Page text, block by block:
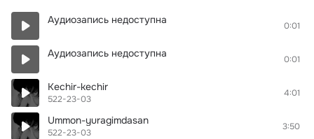
Аудиозапись недоступна 0:01
Аудиозапись недоступна 0:01
Kechir-kechir
522-23-03
4:01
Ummon-yuragimdasan
522-23-03
3:50